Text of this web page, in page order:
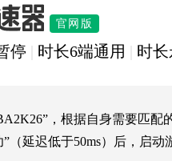
器 官网版
停 时长6端通用 时
，根据自身需要匹
（延迟低于50ms）后，启